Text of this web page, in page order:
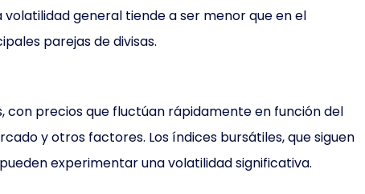
general tiende a ser menor que en el
parejas de divisas.
con precios que fluctúan rápidamente en función del
y otros factores. Los índices bursátiles, que siguen
experimentar una volatilidad significativa.